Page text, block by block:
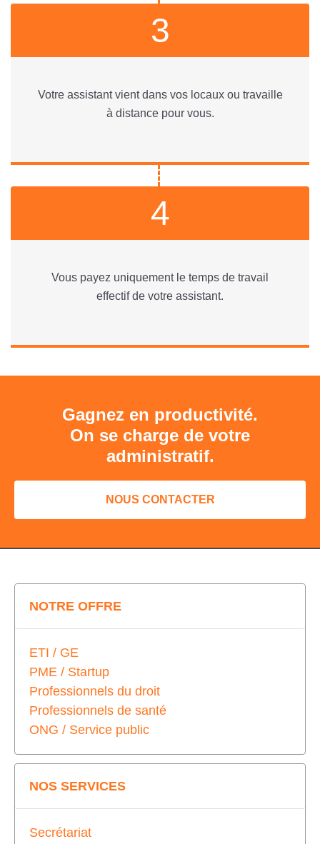
3
Votre assistant vient dans vos locaux ou travaille
à distance pour vous.
4
Vous payez uniquement le temps de travail
effectif de votre assistant.
Gagnez en productivité.
On se charge de votre
administratif.
NOUS CONTACTER
NOTRE OFFRE
ETI / GE
PME / Startup
Professionnels du droit
Professionnels de santé
ONG / Service public
NOS SERVICES
Secrétariat